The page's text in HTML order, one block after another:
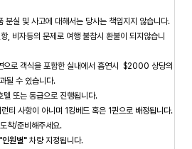
분실 및 사고에 대해서는 당사는 책임지지 않습니다.
, 비자등의 문제로 여행 불참시 환불이 되지않습니
으로 객식을 포함한 실내에서 흡연시 $2000 상당의
될 수 있습니다.
텔 또는 동급으로 진행됩니다.
티 사항이 아니며 1킹베드 혹은 1퀸으로 배정됩니다.
착/준비해주세요.
원별" 차량 지정됩니다.